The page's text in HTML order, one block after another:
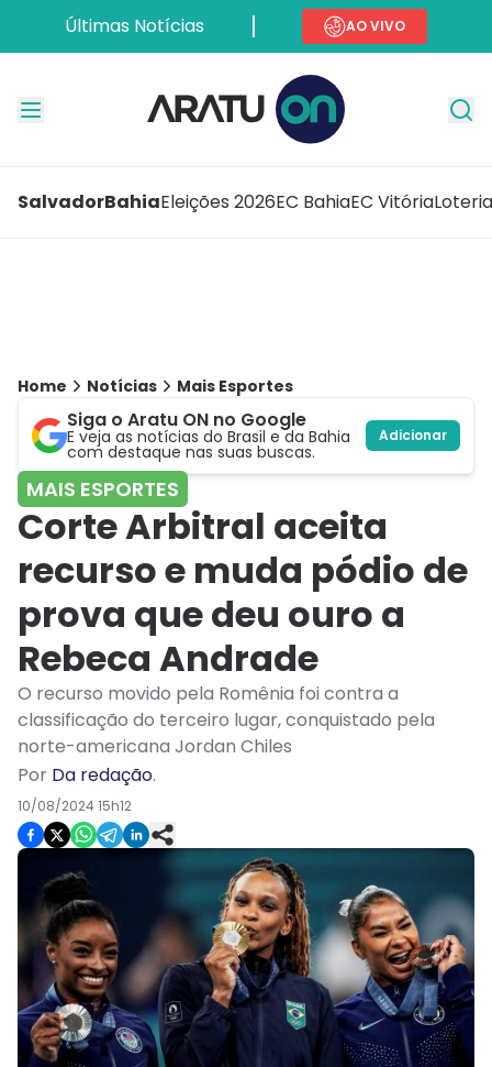
Últimas Notícias AO VIVO
SalvadorBahiaEleições 2026EC BahiaEC Vitória
Home Notícias Mais Esportes
Siga o Aratu ON no Google
E veja as notícias do Brasil e da Bahia
com destaque nas suas buscas.
Adicionar
MAIS ESPORTES
Corte Arbitral aceita
recurso e muda pódio de
prova que deu ouro a
Rebeca Andrade
O recurso movido pela Romênia foi contra a
classificação do terceiro lugar, conquistado pela
norte-americana Jordan Chiles
Por Da redação.
10/08/2024 15h12